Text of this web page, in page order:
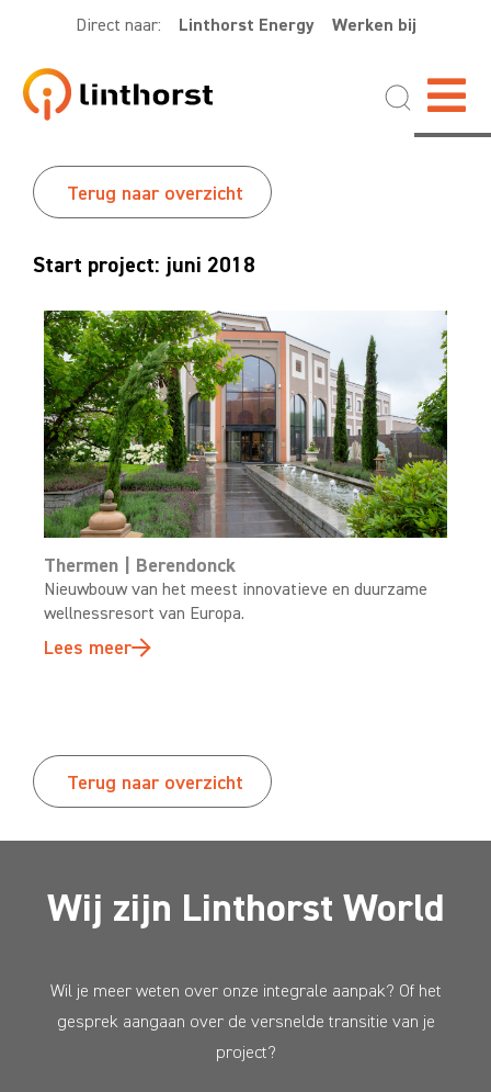
Direct naar: Linthorst Energy Werken bij
Terug naar overzicht
Start project: juni 2018
Thermen | Berendonck
Nieuwbouw van het meest innovatieve en duurzame
wellnessresort van Europa.
Lees meer
Terug naar overzicht
Wij zijn Linthorst World
Wil je meer weten over onze integrale aanpak? Of het
gesprek aangaan over de versnelde transitie van je
project?